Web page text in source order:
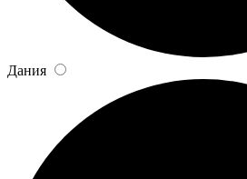
Дания